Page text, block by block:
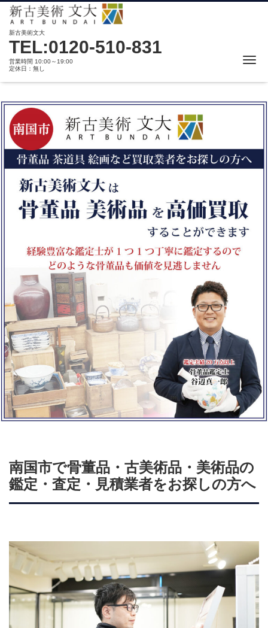
新古美術文大
TEL:0120-510-831
営業時間 10:00～19:00
定休日：無し
南国市で骨董品・古美術品・美術品の
鑑定・査定・見積業者をお探しの方へ